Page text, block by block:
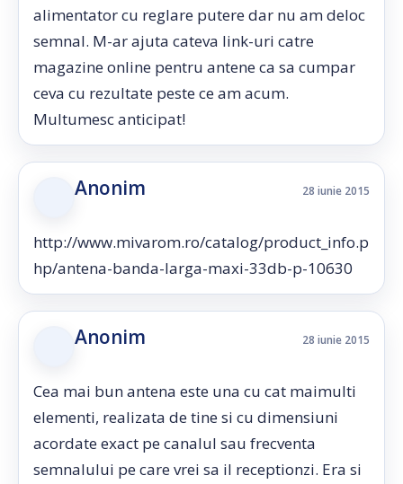
alimentator cu reglare putere dar nu am deloc
semnal. M-ar ajuta cateva link-uri catre
magazine online pentru antene ca sa cumpar
ceva cu rezultate peste ce am acum.
Multumesc anticipat!
Anonim 28 iunie 2015
http://www.mivarom.ro/catalog/product_info.p
hp/antena-banda-larga-maxi-33db-p-10630
Anonim 28 iunie 2015
Cea mai bun antena este una cu cat maimulti
elementi, realizata de tine si cu dimensiuni
acordate exact pe canalul sau frecventa
semnalului pe care vrei sa il receptionzi. Era si